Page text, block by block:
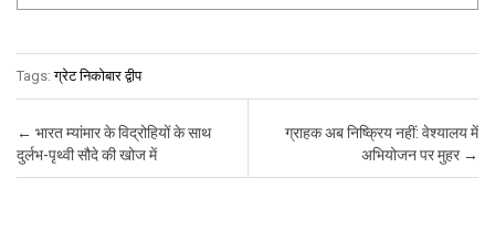
Tags:ग्रेट निकोबार द्वीप
Post navigation
← भारत म्यांमार के विद्रोहियों के साथ
दुर्लभ-पृथ्वी सौदे की खोज में
ग्राहक अब निष्क्रिय नहीं: वेश्यालय में
अभियोजन पर मुहर →